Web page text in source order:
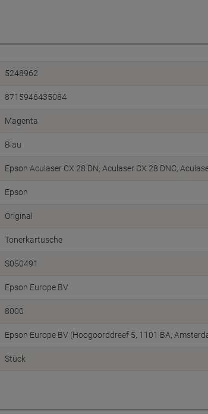
5248962
8715946435084
Magenta
Blau
Epson Aculaser CX 28 DN, Aculaser CX 28 DNC,
Epson
Original
Tonerkartusche
S050491
Epson Europe BV
8000
Epson Europe BV (Hoogoorddreef 5, 1101 BA,
Stück